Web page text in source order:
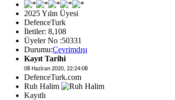
2025 Yılın Üyesi
DefenceTurk
İletiler: 8,108
Üyeler No :50331
Durumu:Çevrimdışı
Kayıt Tarihi
08 Haziran 2020, 22:24:08
DefenceTurk.com
Ruh Halim
Kayıtlı